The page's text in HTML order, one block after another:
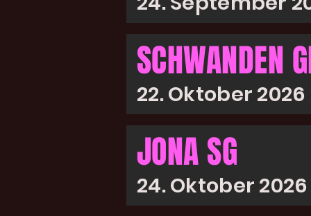
SCHWANDEN
22. Oktober 2026
JONA SG
24. Oktober 2026